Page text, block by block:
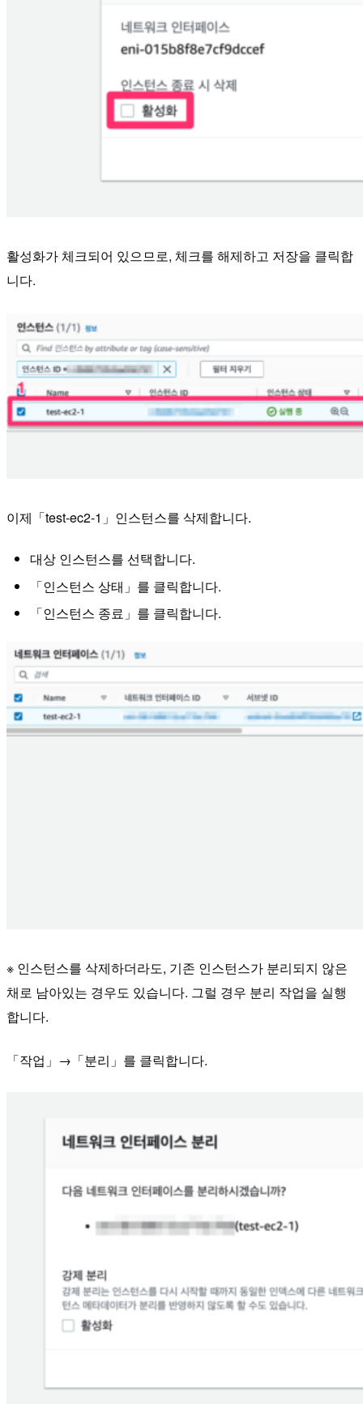
활성화가 체크되어 있으므로, 체크를 해제하고 저장을 클릭합
니다.
이제「test-ec2-1」인스턴스를 삭제합니다.
대상 인스턴스를 선택합니다.
「인스턴스 상태」를 클릭합니다.
「인스턴스 종료」를 클릭합니다.
※ 인스턴스를 삭제하더라도, 기존 인스턴스가 분리되지 않은
채로 남아있는 경우도 있습니다. 그럴 경우 분리 작업을 실행
합니다.
「작업」→「분리」를 클릭합니다.